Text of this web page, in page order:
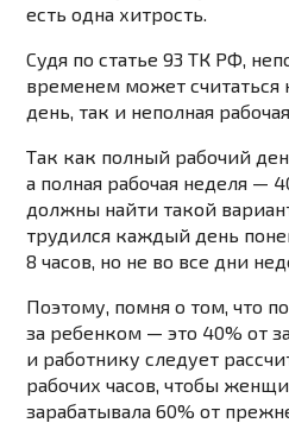
есть одна хитрость.
Судя по статье 93 ТК РФ,
временем может считаться
день, так и неполная
Так как полный рабочий
а полная рабочая неделя —
должны найти такой
трудился каждый день
8 часов, но не во все дни
Поэтому, помня о том, что
за ребенком — это 40% от
и работнику следует
рабочих часов, чтобы
зарабатывала 60% от